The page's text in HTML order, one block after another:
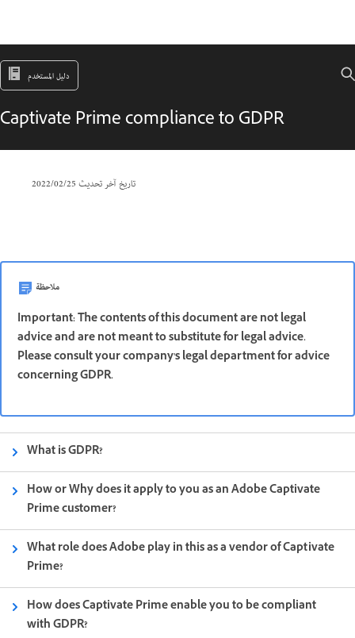
دليل المستخدم
Captivate Prime compliance to GDPR
تاريخ آخر تحديث25‏/02‏/2022
ملاحظة
Important: The contents of this document are not legal
advice and are not meant to substitute for legal advice.
Please consult your company's legal department for advice
concerning GDPR.
What is GDPR?
How or Why does it apply to you as an Adobe Captivate
Prime customer?
What role does Adobe play in this as a vendor of Captivate
Prime?
How does Captivate Prime enable you to be compliant
with GDPR?